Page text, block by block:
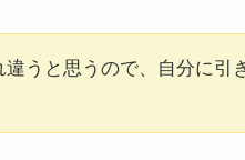
うと思うので、自分に引